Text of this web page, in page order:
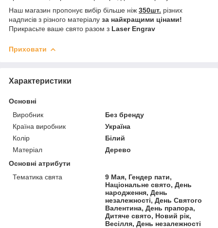
Наш магазин пропонує вибір більше ніж 350шт. різних
надписів з різного матеріалу за найкращими цінами!
Прикрасьте ваше свято разом з Laser Engrav
Приховати
Характеристики
Основні
Виробник
Без бренду
Країна виробник
Україна
Колір
Білий
Матеріал
Дерево
Основні атрибути
Тематика свята
9 Мая, Гендер пати,
Національне свято, День
народження, День
незалежності, День Святого
Валентина, День прапора,
Дитяче свято, Новий рік,
Весілля, День незалежності